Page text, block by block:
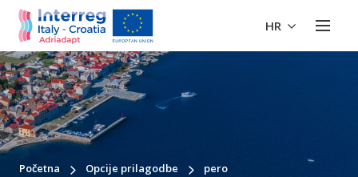
HR
Početna Opcije prilagodbe pero